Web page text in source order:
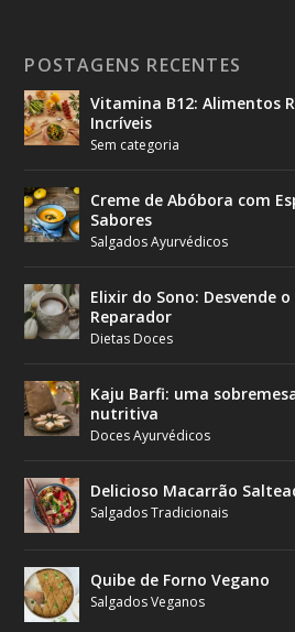
POSTAGENS RECENTES
Vitamina B12: Alimentos
Incríveis
Sem categoria
Creme de Abóbora com
Sabores
Salgados Ayurvédicos
Elixir do Sono: Desvende
Reparador
Dietas Doces
Kaju Barfi: uma
nutritiva
Doces Ayurvédicos
Delicioso Macarrão
Salgados Tradicionais
Quibe de Forno Vegano
Salgados Veganos